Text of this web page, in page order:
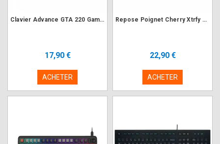
Clavier Advance GTA 220 Gaming RGB
17,90 €
ACHETER
Repose Poignet Cherry Xtrfy WR1 Noir
22,90 €
ACHETER